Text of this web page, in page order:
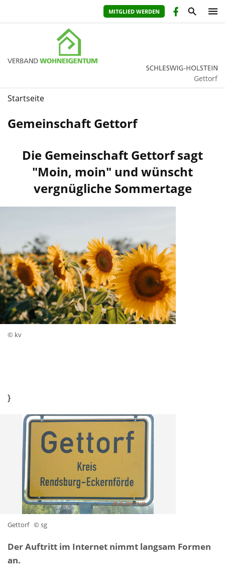
MITGLIED WERDEN
Gettorf
Startseite
Gemeinschaft Gettorf
Die Gemeinschaft Gettorf sagt
"Moin, moin" und wünscht
vergnügliche Sommertage
© kv
}
Gettorf © sg
Der Auftritt im Internet nimmt langsam Formen
an.